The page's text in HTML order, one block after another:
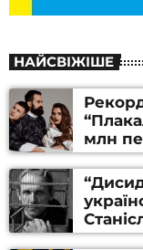
НАЙСВІЖІШЕ
млн